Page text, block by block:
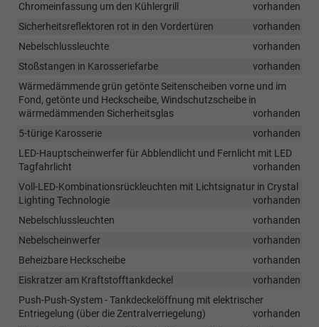
Chromeinfassung um den Kühlergrill
vorhanden
Sicherheitsreflektoren rot in den Vordertüren
vorhanden
Nebelschlussleuchte
vorhanden
Stoßstangen in Karosseriefarbe
vorhanden
Wärmedämmende grün getönte Seitenscheiben vorne und im
Fond, getönte und Heckscheibe, Windschutzscheibe in
wärmedämmenden Sicherheitsglas
vorhanden
5-türige Karosserie
vorhanden
LED-Hauptscheinwerfer für Abblendlicht und Fernlicht mit LED
Tagfahrlicht
vorhanden
Voll-LED-Kombinationsrückleuchten mit Lichtsignatur in Crystal
Lighting Technologie
vorhanden
Nebelschlussleuchten
vorhanden
Nebelscheinwerfer
vorhanden
Beheizbare Heckscheibe
vorhanden
Eiskratzer am Kraftstofftankdeckel
vorhanden
Push-Push-System - Tankdeckelöffnung mit elektrischer
Entriegelung (über die Zentralverriegelung)
vorhanden